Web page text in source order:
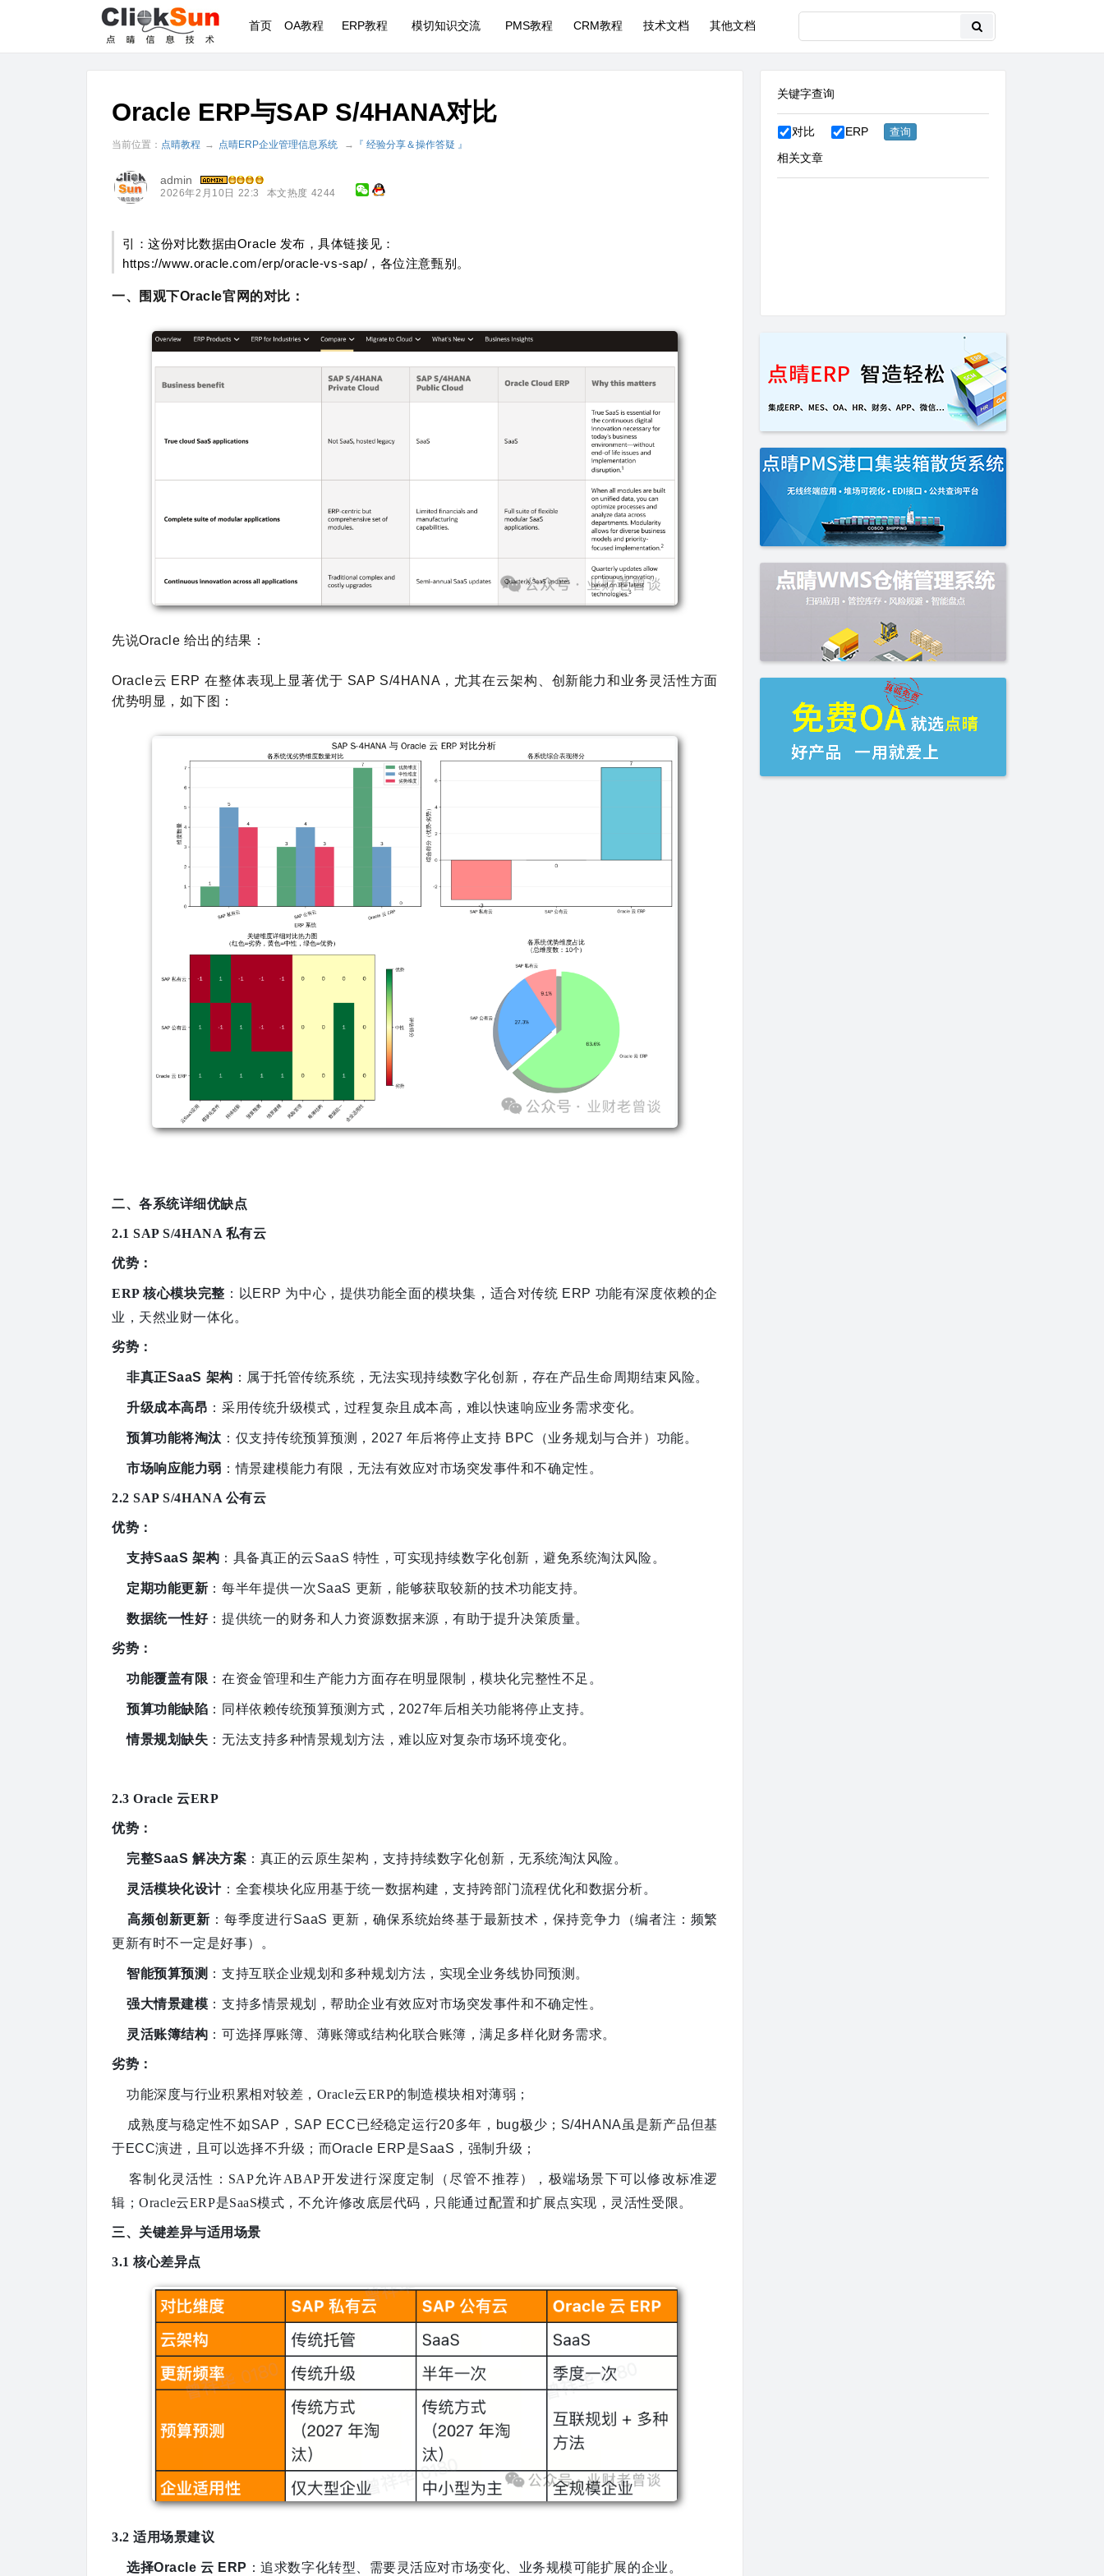
首页 OA教程 ERP教程 模切知识交流 PMS教程 CRM教程 技术文档 其他文档
Oracle ERP与SAP S/4HANA对比
当前位置： 点晴教程 → 点晴ERP企业管理信息系统 → 『 经验分享＆操作答疑 』
admin
2026年2月10日 22:3 本文热度 4244
引：这份对比数据由Oracle 发布，具体链接见：
https://www.oracle.com/erp/oracle-vs-sap/，各位注意甄别。
一、围观下Oracle官网的对比：
先说Oracle 给出的结果：
Oracle云 ERP 在整体表现上显著优于 SAP S/4HANA，尤其在云架构、创新能力和业务灵活性方面
优势明显，如下图：
二、各系统详细优缺点
2.1 SAP S/4HANA 私有云
优势 ：
ERP 核心模块完整 ：以 ERP 为中心，提供功能全面的模块集，适合对传统 ERP 功能有深度依赖的企
业 ， 天然业财一体化。
劣势 ：
非真正SaaS 架构 ：属于托管传统系统，无法实现持续数字化创新，存在产品生命周期结束风险。
升级成本高昂 ：采用传统升级模式，过程复杂且成本高，难以快速响应业务需求变化。
预算功能将淘汰 ：仅支持传统预算预测， 2027 年后将停止支持 BPC（业务规划与合并）功能。
市场响应能力弱 ：情景建模能力有限，无法有效应对市场突发事件和不确定性。
2.2 SAP S/4HANA 公有云
优势 ：
支持SaaS 架构 ：具备真正的云SaaS 特性，可实现持续数字化创新，避免系统淘汰风险。
定期功能更新 ：每半年提供一次SaaS 更新，能够获取较新的技术功能支持。
数据统一性好：提供统一的财务和人力资源数据来源，有助于提升决策质量。
劣势 ：
功能覆盖有限 ：在资金管理和生产能力方面存在明显限制，模块化完整性不足。
预算功能缺陷 ：同样依赖传统预算预测方式， 2027年后相关功能将停止支持。
情景规划缺失 ：无法支持多种情景规划方法，难以应对复杂市场环境变化。
2.3 Oracle 云ERP
优势 ：
完整SaaS 解决方案 ：真正的云原生架构，支持持续数字化创新，无系统淘汰风险。
灵活模块化设计：全套模块化应用基于统一数据构建，支持跨部门流程优化和数据分析。
高频创新更新 ：每季度进行SaaS 更新，确保系统始终基于最新技术，保持竞争力（编者注：频繁
更新有时不一定是好事）。
智能预算预测 ：支持互联企业规划和多种规划方法，实现全业务线协同预测。
强大情景建模 ：支持多情景规划，帮助企业有效应对市场突发事件和不确定性。
灵活账簿结构 ：可选择厚账簿、薄账簿或结构化联合账簿，满足多样化财务需求。
劣势 ：
功能深度与行业积累相对较差， Oracle云ERP的制造模块相对薄弱 ；
成熟度与稳定性不如SAP，SAP ECC已经稳定运行20多年，bug极少；S/4HANA虽是新产品但基
于ECC演进，且可以选择不升级；而Oracle ERP是SaaS，强制升级；
客制化灵活性： SAP允许ABAP开发进行深度定制（尽管不推荐），极端场景下可以修改标准逻
辑 ；Oracle云ERP是SaaS模式，不允许修改底层代码，只能通过配置和扩展点实现，灵活性受限。
三、关键差异与适用场景
3.1 核心差异点
3.2 适用场景建议
选择Oracle 云 ERP ：追求数字化转型、需要灵活应对市场变化、业务规模可能扩展的企业。
关键字查询
对比 ERP
相关文章